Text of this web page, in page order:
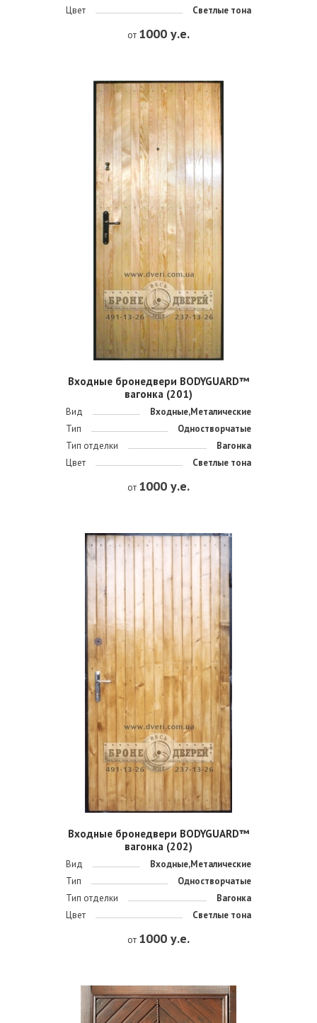
Цвет
Светлые тона
от 1000 у.е.
Входные бронедвери BODYGUARD™
вагонка (201)
Вид
Входные,Металические
Тип
Одностворчатые
Тип отделки
Вагонка
Цвет
Светлые тона
от 1000 у.е.
Входные бронедвери BODYGUARD™
вагонка (202)
Вид
Входные,Металические
Тип
Одностворчатые
Тип отделки
Вагонка
Цвет
Светлые тона
от 1000 у.е.